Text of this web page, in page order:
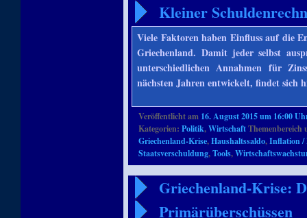
Kleiner
Viele Faktoren haben Einfluss auf die
Griechenland. Damit jeder selbst
unterschiedlichen Annahmen für
nächsten Jahren entwickelt, findet sich
Veröffentlicht am 16. August 2015 um 16:00
Kategorien:Politik,Wirtschaft
Griechenland-Krise,Haushaltssaldo,Inflation /
Staatsverschuldung,Tools,
Griechenland-Krise:
Primärüberschüssen